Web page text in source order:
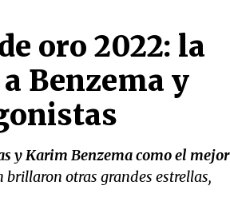
oro 2022: la
Benzema y
y Karim Benzema como el mejor
brillaron otras grandes estrellas,